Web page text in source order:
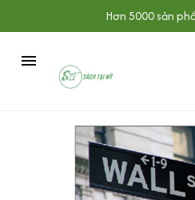
Hơn 5000 sản